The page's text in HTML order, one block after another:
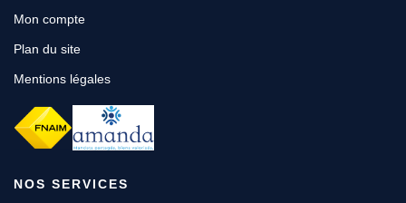
Mon compte
Plan du site
Mentions légales
NOS SERVICES